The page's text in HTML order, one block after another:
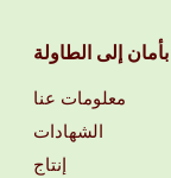
بأمان إلى الطاولة
معلومات عنا
الشهادات
إنتاج